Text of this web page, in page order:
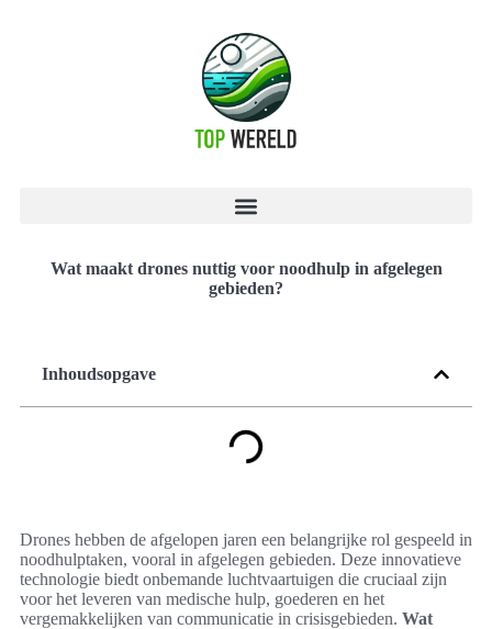
Wat maakt drones nuttig voor noodhulp in afgelegen
gebieden?
Inhoudsopgave
Drones hebben de afgelopen jaren een belangrijke rol gespeeld in
noodhulptaken, vooral in afgelegen gebieden. Deze innovatieve
technologie biedt onbemande luchtvaartuigen die cruciaal zijn
voor het leveren van medische hulp, goederen en het
vergemakkelijken van communicatie in crisisgebieden. Wat